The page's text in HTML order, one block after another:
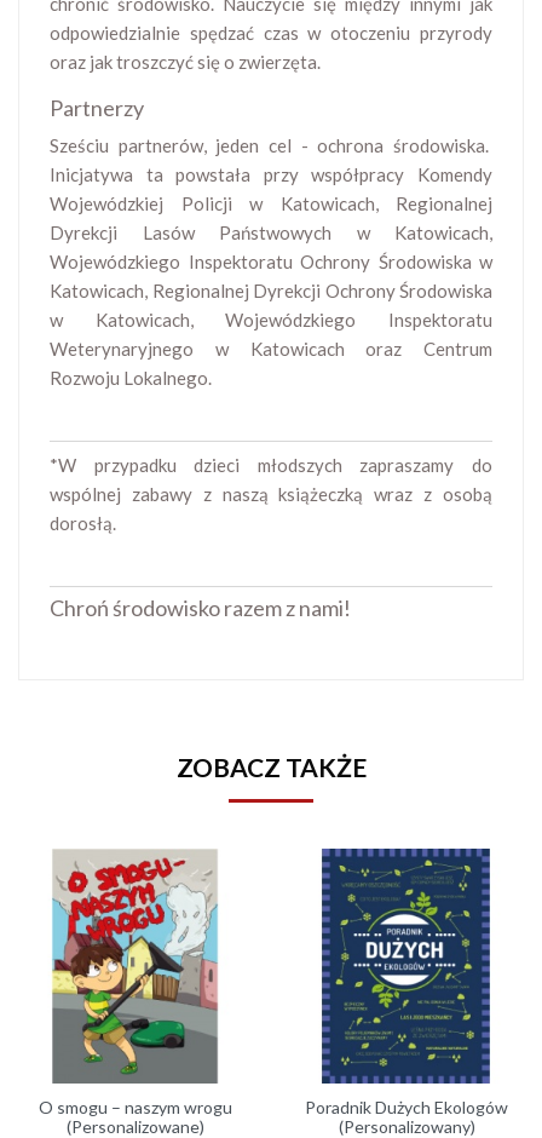
odpowiedzialnie spędzać czas w otoczeniu przyrody
oraz jak troszczyć się o zwierzęta.
Partnerzy
Sześciu partnerów, jeden cel - ochrona środowiska.
Inicjatywa ta powstała przy współpracy Komendy
Wojewódzkiej Policji w Katowicach, Regionalnej
Dyrekcji Lasów Państwowych w Katowicach,
Wojewódzkiego Inspektoratu Ochrony Środowiska w
Katowicach, Regionalnej Dyrekcji Ochrony Środowiska
w Katowicach, Wojewódzkiego Inspektoratu
Weterynaryjnego w Katowicach oraz Centrum
Rozwoju Lokalnego.
*W przypadku dzieci młodszych zapraszamy do
wspólnej zabawy z naszą książeczką wraz z osobą
dorosłą.
Chroń środowisko razem z nami!
ZOBACZ TAKŻE
O smogu – naszym wrogu
(Personalizowane)
Poradnik Dużych Ekologów
(Personalizowany)